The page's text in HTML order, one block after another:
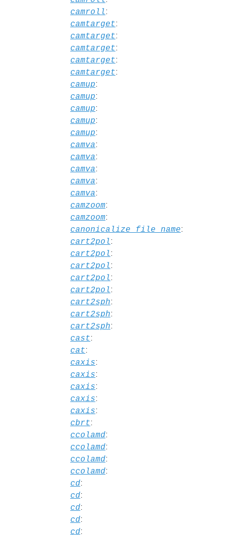
camroll:
camtarget:
camtarget:
camtarget:
camtarget:
camtarget:
camup:
camup:
camup:
camup:
camup:
camva:
camva:
camva:
camva:
camva:
camzoom:
camzoom:
canonicalize_file_name:
cart2pol:
cart2pol:
cart2pol:
cart2pol:
cart2pol:
cart2sph:
cart2sph:
cart2sph:
cast:
cat:
caxis:
caxis:
caxis:
caxis:
caxis:
cbrt:
ccolamd:
ccolamd:
ccolamd:
ccolamd:
cd:
cd:
cd:
cd:
cd: